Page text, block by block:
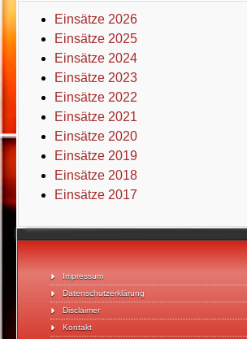
Impressum
Datenschutzerklärung
Disclaimer
Kontakt
Einsätze 2026
Einsätze 2025
Einsätze 2024
Einsätze 2023
Einsätze 2022
Einsätze 2021
Einsätze 2020
Einsätze 2019
Einsätze 2018
Einsätze 2017